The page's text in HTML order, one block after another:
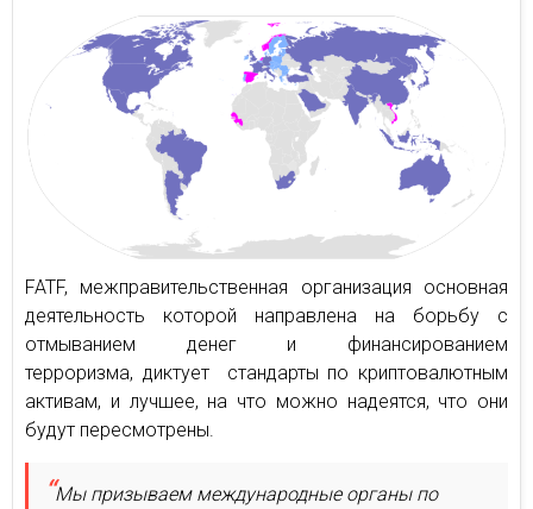
FATF, межправительственная организация основная
деятельность которой направлена на борьбу с
отмыванием денег и финансированием
терроризма, диктует стандарты по криптовалютным
активам, и лучшее, на что можно надеятся, что они
будут пересмотрены.
Мы призываем международные органы по